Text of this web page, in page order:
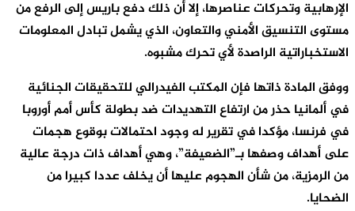
الإرهابية وتحركات عناصرها، إلا أن ذلك دفع باريس إلى الرفع من
مستوى التنسيق الأمني والتعاون، الذي يشمل تبادل المعلومات
الاستخباراتية الراصدة لأي تحرك مشبوه.
ووفق المادة ذاتها فإن المكتب الفيدرالي للتحقيقات الجنائية
في ألمانيا حذر من ارتفاع التهديدات ضد بطولة كأس أمم أوروبا
في فرنسا، مؤكدا في تقرير له وجود احتمالات بوقوع هجمات
على أهداف وصفها بـ”الضعيفة”، وهي أهداف ذات درجة عالية
من الرمزية، من شأن الهجوم عليها أن يخلف عددا كبيرا من
الضحايا.